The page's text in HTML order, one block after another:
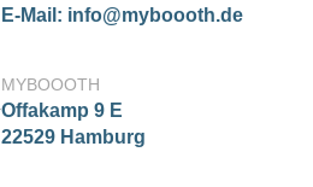
E-Mail: info@myboooth.de
MYBOOOTH
Offakamp 9 E
22529 Hamburg